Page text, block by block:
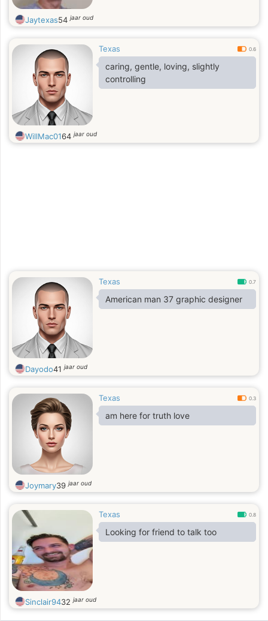
Jaytexas54jaar oud
Texas 0.6
caring, gentle, loving, slightly
controlling
WillMac0164jaar oud
Texas 0.7
American man 37 graphic designer
Dayodo41jaar oud
Texas 0.3
am here for truth love
Joymary39jaar oud
Texas 0.8
Looking for friend to talk too
Sinclair9432jaar oud